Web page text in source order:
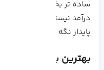
ساده تر بخوایم بگیم،
درآمد نیستن و سعی دارن
پایدار نگه دارن.
بهترین بازی‌ های NFT برای بازی در سال 2025